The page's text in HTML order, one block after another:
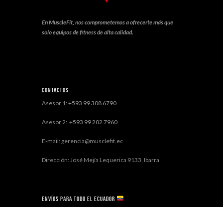
En MuscleFit, nos comprometemos a ofrecerte más que
solo equipos de fitness de alta calidad.
Contactos
Asesor 1: +593 99 308 6790
Asesor 2: +593 99 202 7960
E-mail: gerencia@musclefit.ec
Dirección: José Mejía Lequerica 9133, Ibarra
Envíos para todo el ECUADOR